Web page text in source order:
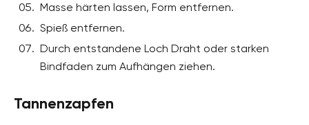
Masse härten lassen, Form entfernen.
Spieß entfernen.
Durch entstandene Loch Draht oder starken
Bindfaden zum Aufhängen ziehen.
Tannenzapfen